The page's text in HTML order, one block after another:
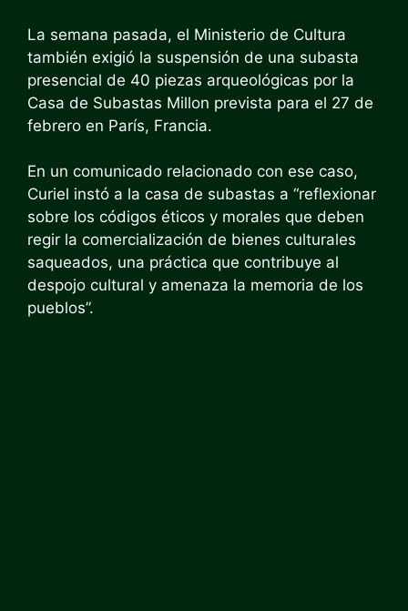
La semana pasada, el Ministerio de Cultura
también exigió la suspensión de una subasta
presencial de 40 piezas arqueológicas por la
Casa de Subastas Millon prevista para el 27 de
febrero en París, Francia.
En un comunicado relacionado con ese caso,
Curiel instó a la casa de subastas a “reflexionar
sobre los códigos éticos y morales que deben
regir la comercialización de bienes culturales
saqueados, una práctica que contribuye al
despojo cultural y amenaza la memoria de los
pueblos”.